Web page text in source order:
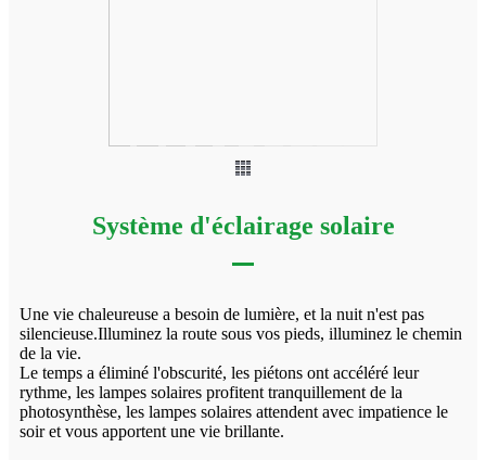
Système d'éclairage solaire
Une vie chaleureuse a besoin de lumière, et la nuit n'est pas
silencieuse.Illuminez la route sous vos pieds, illuminez le chemin
de la vie.
Le temps a éliminé l'obscurité, les piétons ont accéléré leur
rythme, les lampes solaires profitent tranquillement de la
photosynthèse, les lampes solaires attendent avec impatience le
soir et vous apportent une vie brillante.